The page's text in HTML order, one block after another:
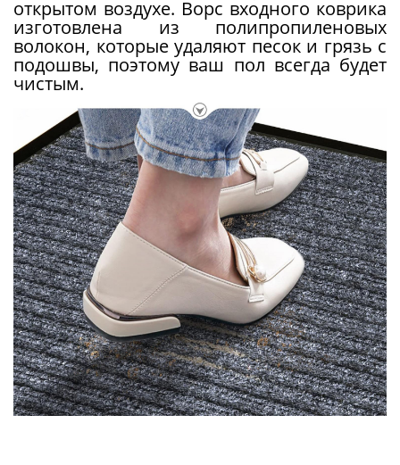
открытом воздухе. Ворс входного коврика
изготовлена ​​из полипропиленовых
волокон, которые удаляют песок и грязь с
подошвы, поэтому ваш пол всегда будет
чистым.